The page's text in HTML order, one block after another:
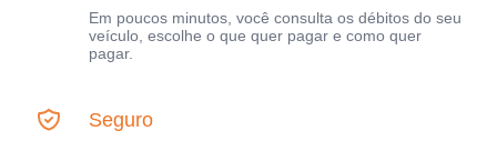
Em poucos minutos, você consulta os débitos do seu
veículo, escolhe o que quer pagar e como quer
pagar.
Seguro